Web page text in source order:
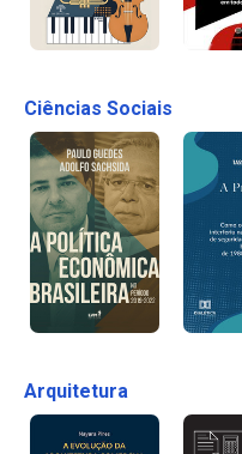
Ciências Sociais
Arquitetura